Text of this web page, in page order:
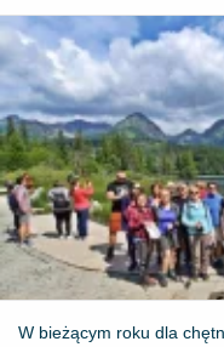
W bieżącym roku dla